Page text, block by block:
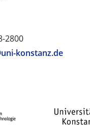
2800
konstanz.de